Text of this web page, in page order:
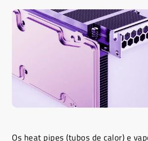
Os heat pipes (tubos de calor) e